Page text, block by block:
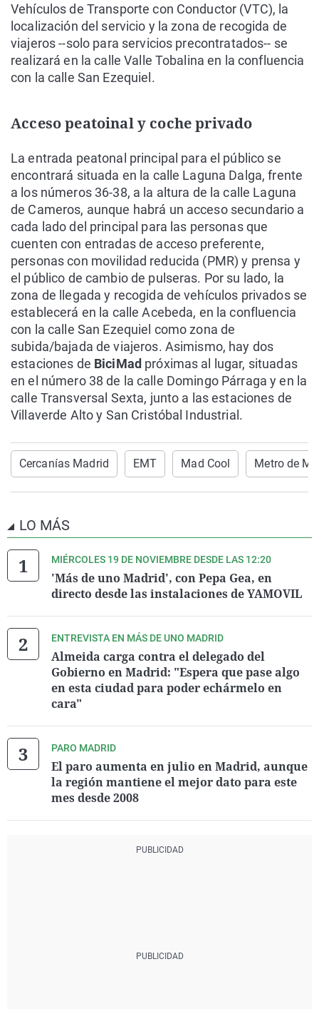
Vehículos de Transporte con Conductor (VTC), la
localización del servicio y la zona de recogida de
viajeros --solo para servicios precontratados-- se
realizará en la calle Valle Tobalina en la confluencia
con la calle San Ezequiel.
Acceso peatoinal y coche privado
La entrada peatonal principal para el público se
encontrará situada en la calle Laguna Dalga, frente
a los números 36-38, a la altura de la calle Laguna
de Cameros, aunque habrá un acceso secundario a
cada lado del principal para las personas que
cuenten con entradas de acceso preferente,
personas con movilidad reducida (PMR) y prensa y
el público de cambio de pulseras. Por su lado, la
zona de llegada y recogida de vehículos privados se
establecerá en la calle Acebeda, en la confluencia
con la calle San Ezequiel como zona de
subida/bajada de viajeros. Asimismo, hay dos
estaciones de BiciMad próximas al lugar, situadas
en el número 38 de la calle Domingo Párraga y en la
calle Transversal Sexta, junto a las estaciones de
Villaverde Alto y San Cristóbal Industrial.
Cercanías Madrid EMT Mad Cool Metro de
LO MÁS
MIÉRCOLES 19 DE NOVIEMBRE DESDE LAS 12:20
'Más de uno Madrid', con Pepa Gea, en
directo desde las instalaciones de YAMOVIL
ENTREVISTA EN MÁS DE UNO MADRID
Almeida carga contra el delegado del
Gobierno en Madrid: "Espera que pase algo
en esta ciudad para poder echármelo en
cara"
PARO MADRID
El paro aumenta en julio en Madrid, aunque
la región mantiene el mejor dato para este
mes desde 2008